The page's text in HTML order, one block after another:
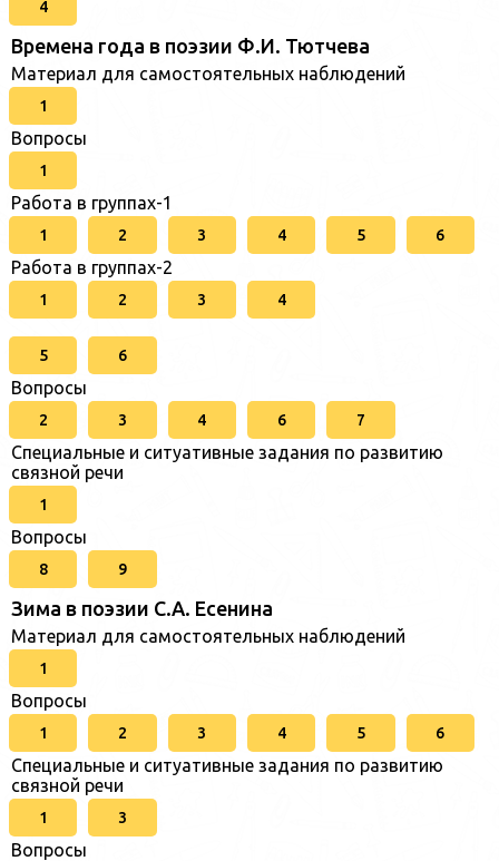
4
Времена года в поэзии Ф.И. Тютчева
Материал для самостоятельных наблюдений
1
Вопросы
1
Работа в группах-1
1 2 3 4 5 6
Работа в группах-2
1 2 3 4
5 6
Вопросы
2 3 4 6 7
Специальные и ситуативные задания по развитию
связной речи
1
Вопросы
8 9
Зима в поэзии С.А. Есенина
Материал для самостоятельных наблюдений
1
Вопросы
1 2 3 4 5 6
Специальные и ситуативные задания по развитию
связной речи
1 3
Вопросы